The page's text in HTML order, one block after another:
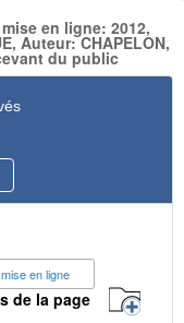
en ligne: 2012,
Auteur: CHAPELON,
du public
en ligne
de la page